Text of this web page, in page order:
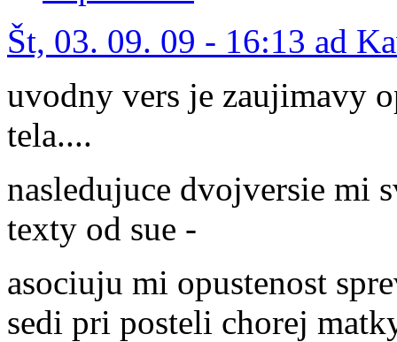
Št, 03. 09. 09 - 16:13 ad
uvodny vers je zaujimavy
tela....
nasledujuce dvojversie mi
texty od sue -
asociuju mi opustenost
sedi pri posteli chorej